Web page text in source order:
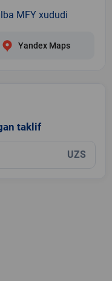
MFY xududi
Yandex Maps
taklif
UZS